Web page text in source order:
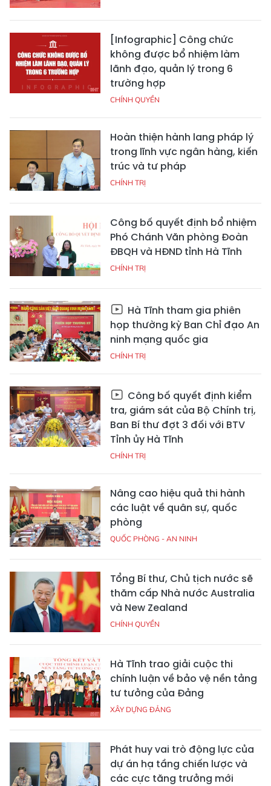
[Infographic] Công chức
không được bổ nhiệm làm
lãnh đạo, quản lý trong 6
trường hợp
CHÍNH QUYỀN
Hoàn thiện hành lang pháp lý
trong lĩnh vực ngân hàng, kiến
trúc và tư pháp
CHÍNH TRỊ
Công bố quyết định bổ nhiệm
Phó Chánh Văn phòng Đoàn
ĐBQH và HĐND tỉnh Hà Tĩnh
CHÍNH TRỊ
Hà Tĩnh tham gia phiên
họp thường kỳ Ban Chỉ đạo An
ninh mạng quốc gia
CHÍNH TRỊ
Công bố quyết định kiểm
tra, giám sát của Bộ Chính trị,
Ban Bí thư đợt 3 đối với BTV
Tỉnh ủy Hà Tĩnh
CHÍNH TRỊ
Nâng cao hiệu quả thi hành
các luật về quân sự, quốc
phòng
QUỐC PHÒNG - AN NINH
Tổng Bí thư, Chủ tịch nước sẽ
thăm cấp Nhà nước Australia
và New Zealand
CHÍNH QUYỀN
Hà Tĩnh trao giải cuộc thi
chính luận về bảo vệ nền tảng
tư tưởng của Đảng
XÂY DỰNG ĐẢNG
Phát huy vai trò động lực của
dự án hạ tầng chiến lược và
các cực tăng trưởng mới